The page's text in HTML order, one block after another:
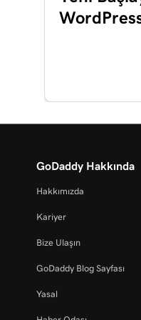
Microsoft
Microsoft
Ders 19 (/37)
Ders 20 (/37)
bırakın
GoDaddy Hakkında
Hakkımızda
Kariyer
Bize Ulaşın
GoDaddy Blog Sayfası
Yasal